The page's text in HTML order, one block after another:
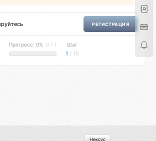
РЕГИСТРАЦИЯ
Прогресс: 0% 0 / 1 Шаг
1 / 15
Нексус